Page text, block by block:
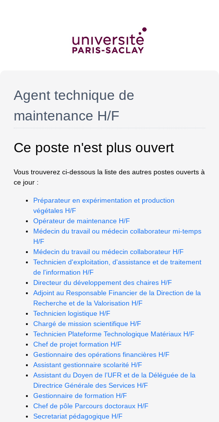
Agent technique de
maintenance H/F
Ce poste n'est plus ouvert
Vous trouverez ci-dessous la liste des autres postes ouverts à
ce jour :
Préparateur en expérimentation et production
végétales H/F
Opérateur de maintenance H/F
Médecin du travail ou médecin collaborateur mi-temps
H/F
Médecin du travail ou médecin collaborateur H/F
Technicien d'exploitation, d'assistance et de traitement
de l'information H/F
Directeur du développement des chaires H/F
Adjoint au Responsable Financier de la Direction de la
Recherche et de la Valorisation H/F
Technicien logistique H/F
Chargé de mission scientifique H/F
Technicien Plateforme Technologique Matériaux H/F
Chef de projet formation H/F
Gestionnaire des opérations financières H/F
Assistant gestionnaire scolarité H/F
Assistant du Doyen de l’UFR et de la Déléguée de la
Directrice Générale des Services H/F
Gestionnaire de formation H/F
Chef de pôle Parcours doctoraux H/F
Secretariat pédagogique H/F